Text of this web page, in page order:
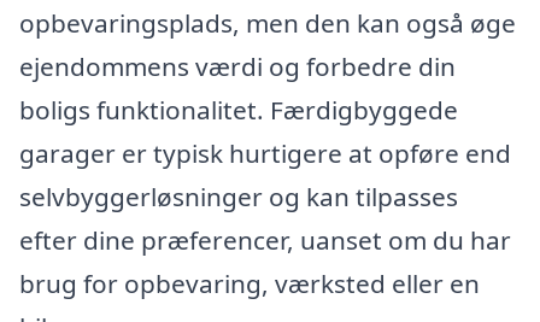
opbevaringsplads, men den kan også øge
ejendommens værdi og forbedre din
boligs funktionalitet. Færdigbyggede
garager er typisk hurtigere at opføre end
selvbyggerløsninger og kan tilpasses
efter dine præferencer, uanset om du har
brug for opbevaring, værksted eller en